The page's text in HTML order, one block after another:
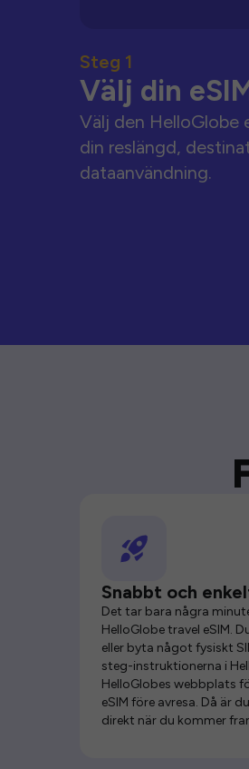
Steg 1
Välj din
Välj den HelloGlobe
din reslängd,
dataanvändning.
Snabbt och
Det tar bara några
HelloGlobe travel eSIM.
eller byta något fysiskt
steg-instruktionerna i
HelloGlobes webbplats
eSIM före avresa. Då är
direkt när du kommer